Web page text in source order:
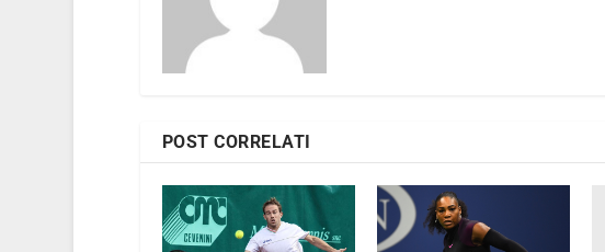
POST CORRELATI